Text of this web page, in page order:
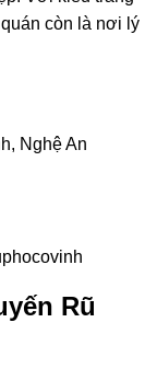
còn là nơi lý
Nghệ An
Rũ